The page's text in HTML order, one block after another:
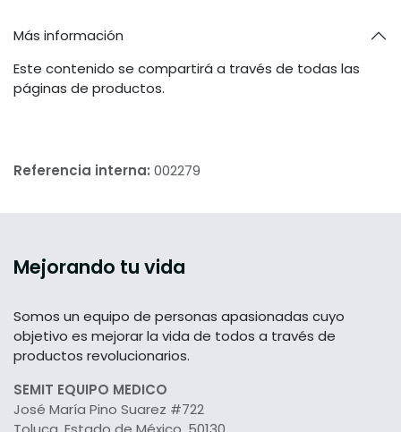
Más información
Este contenido se compartirá a través de todas las
páginas de productos.
Referencia interna: 002279
Mejorando tu vida
Somos un equipo de personas apasionadas cuyo
objetivo es mejorar la vida de todos a través de
productos revolucionarios.
SEMIT EQUIPO MEDICO
José María Pino Suarez #722